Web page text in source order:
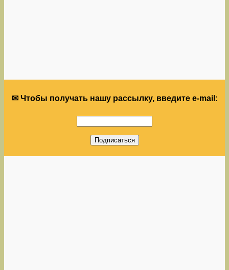
✉ Чтобы получать нашу рассылку, введите e-mail: